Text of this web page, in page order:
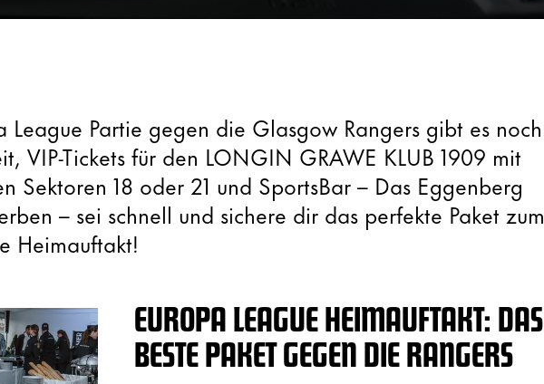
League Partie gegen die Glasgow Rangers gibt es noch
VIP-Tickets für den LONGIN GRAWE KLUB 1909 mit
Sektoren 18 oder 21 und SportsBar – Das Eggenberg
– sei schnell und sichere dir das perfekte Paket zum
Heimauftakt!
EUROPA LEAGUE HEIMAUFTAKT: DAS
BESTE PAKET GEGEN DIE RANGERS